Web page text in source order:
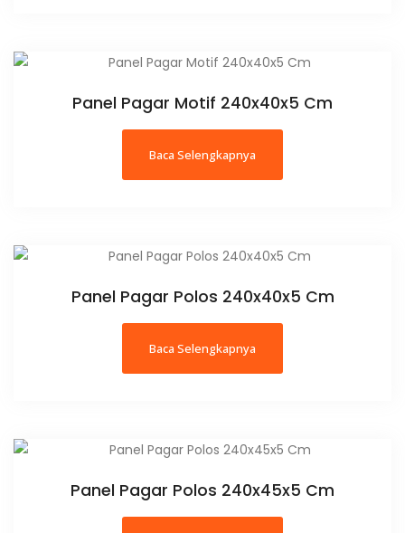
Panel Pagar Motif 240x40x5 Cm
Baca Selengkapnya
Panel Pagar Polos 240x40x5 Cm
Baca Selengkapnya
Panel Pagar Polos 240x45x5 Cm